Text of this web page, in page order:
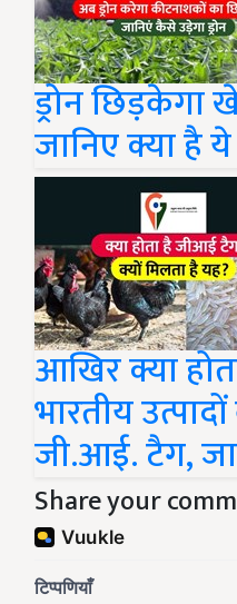
ड्रोन छिड़केगा
जानिए क्या है
आखिर क्या
भारतीय
जी.आई. टैग,
Share your